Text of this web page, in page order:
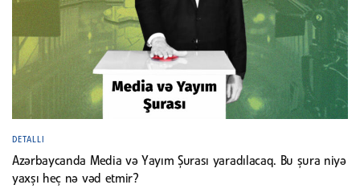
DETALLI
Azərbaycanda Media və Yayım Şurası yaradılacaq. Bu şura niyə
yaxşı heç nə vəd etmir?